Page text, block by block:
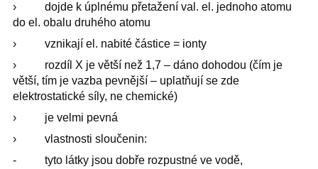
› dojde k úplnému přetažení val. el. jednoho atomu
do el. obalu druhého atomu
› vznikají el. nabité částice = ionty
› rozdíl X je větší než 1,7 – dáno dohodou (čím je
větší, tím je vazba pevnější – uplatňují se zde
elektrostatické síly, ne chemické)
› je velmi pevná
› vlastnosti sloučenin:
- tyto látky jsou dobře rozpustné ve vodě,